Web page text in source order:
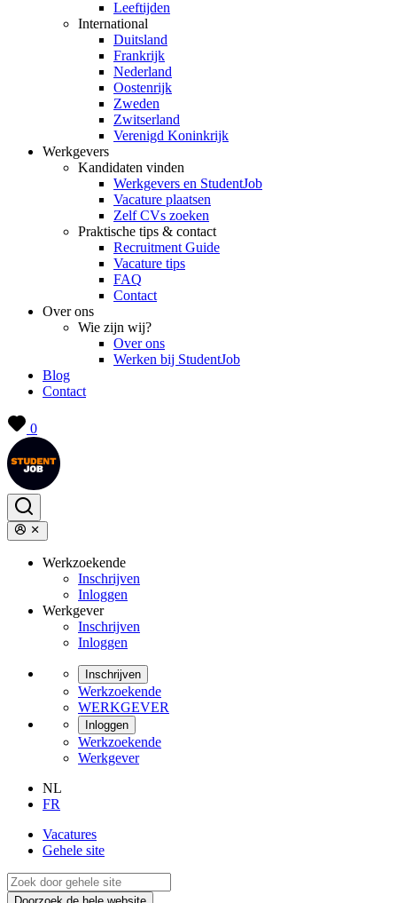
Leeftijden
International
Duitsland
Frankrijk
Nederland
Oostenrijk
Zweden
Zwitserland
Verenigd Koninkrijk
Werkgevers
Kandidaten vinden
Werkgevers en StudentJob
Vacature plaatsen
Zelf CVs zoeken
Praktische tips & contact
Recruitment Guide
Vacature tips
FAQ
Contact
Over ons
Wie zijn wij?
Over ons
Werken bij StudentJob
Blog
Contact
0
Werkzoekende
Inschrijven
Inloggen
Werkgever
Inschrijven
Inloggen
Inschrijven
Werkzoekende
WERKGEVER
Inloggen
Werkzoekende
Werkgever
NL
FR
Vacatures
Gehele site